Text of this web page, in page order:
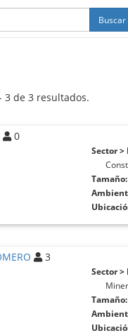
Buscar
3 de 3 resultados.
0
Sector >
Tamaño:
3
Sector >
Tamaño: